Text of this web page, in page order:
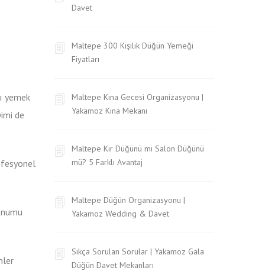
yemek
de
Davet
Maltepe 300 Kişilik Düğün Yemeği
Fiyatları
Maltepe Kına Gecesi Organizasyonu |
Yakamoz Kına Mekanı
Maltepe Kır Düğünü mi Salon Düğünü
mü? 5 Farklı Avantaj
Maltepe Düğün Organizasyonu |
Yakamoz Wedding & Davet
Sıkça Sorulan Sorular | Yakamoz Gala
Düğün Davet Mekanları